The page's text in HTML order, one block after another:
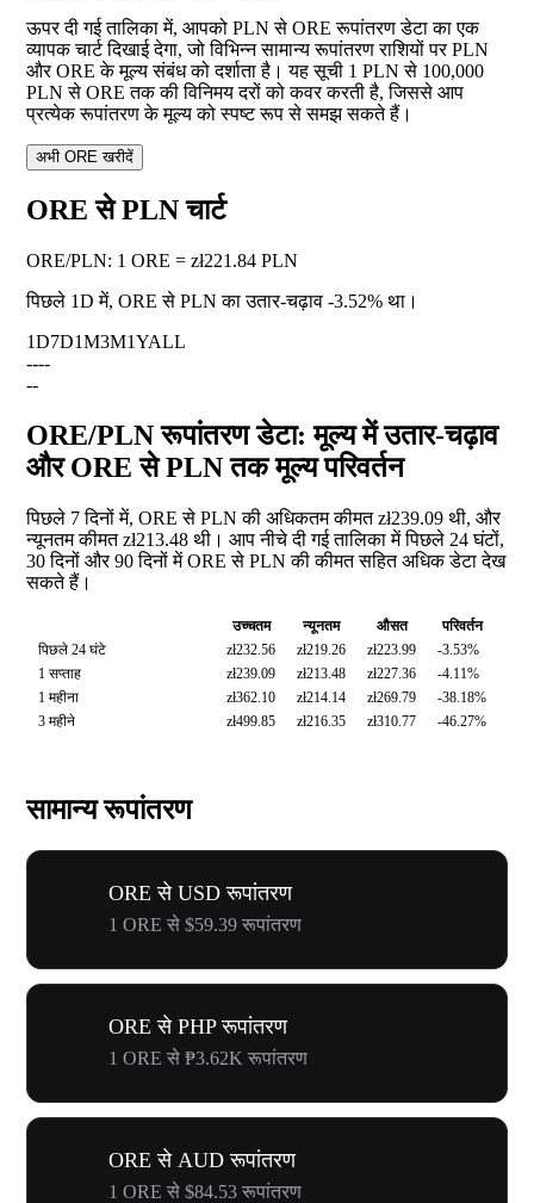
ऊपर दी गई तालिका में, आपको PLN से ORE रूपांतरण डेटा का एक
व्यापक चार्ट दिखाई देगा, जो विभिन्न सामान्य रूपांतरण राशियों पर PLN
और ORE के मूल्य संबंध को दर्शाता है। यह सूची 1 PLN से 100,000
PLN से ORE तक की विनिमय दरों को कवर करती है, जिससे आप
प्रत्येक रूपांतरण के मूल्य को स्पष्ट रूप से समझ सकते हैं।
अभी ORE खरीदें
ORE से PLN चार्ट
ORE/PLN: 1 ORE = zł221.84 PLN
पिछले 1D में, ORE से PLN का उतार-चढ़ाव -3.52% था।
1D7D1M3M1YALL
----
--
ORE/PLN रूपांतरण डेटा: मूल्य में उतार-चढ़ाव
और ORE से PLN तक मूल्य परिवर्तन
पिछले 7 दिनों में, ORE से PLN की अधिकतम कीमत zł239.09 थी, और
न्यूनतम कीमत zł213.48 थी। आप नीचे दी गई तालिका में पिछले 24 घंटों,
30 दिनों और 90 दिनों में ORE से PLN की कीमत सहित अधिक डेटा देख
सकते हैं।
उच्चतम न्यूनतम औसत
परिवर्तन
पिछले 24 घंटे
zł232.56 zł219.26 zł223.99
-3.53%
1 सप्ताह
zł239.09 zł213.48 zł227.36
-4.11%
1 महीना
zł362.10 zł214.14 zł269.79
-38.18%
3 महीने
zł499.85 zł216.35 zł310.77 -46.27%
सामान्य रूपांतरण
ORE से USD रूपांतरण
1 ORE से $59.39 रूपांतरण
ORE से PHP रूपांतरण
1 ORE से ₱3.62K रूपांतरण
ORE से AUD रूपांतरण
1 ORE से $84.53 रूपांतरण